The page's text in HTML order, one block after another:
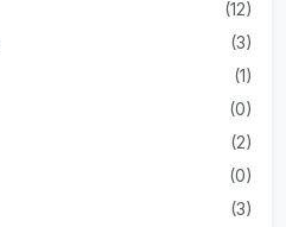
(12)
(3)
(1)
(0)
(2)
(0)
(3)